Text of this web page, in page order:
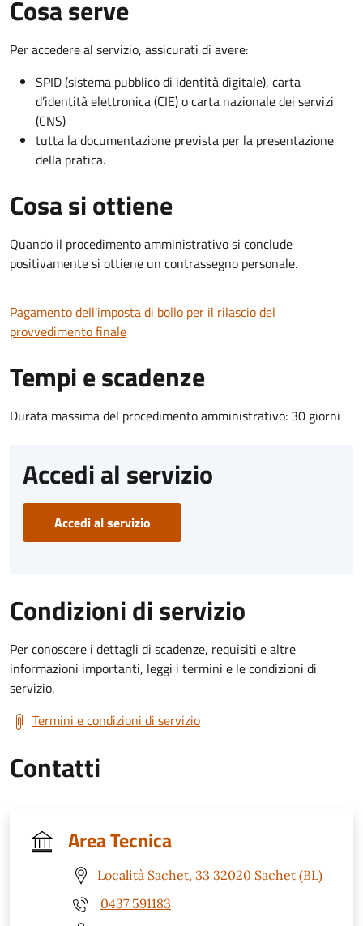
Cosa serve
Per accedere al servizio, assicurati di avere:
SPID (sistema pubblico di identità digitale), carta
d’identità elettronica (CIE) o carta nazionale dei servizi
(CNS)
tutta la documentazione prevista per la presentazione
della pratica.
Cosa si ottiene
Quando il procedimento amministrativo si conclude
positivamente si ottiene un contrassegno personale.
Pagamento dell'imposta di bollo per il rilascio del
provvedimento finale
Tempi e scadenze
Durata massima del procedimento amministrativo: 30 giorni
Accedi al servizio
Accedi al servizio
Condizioni di servizio
Per conoscere i dettagli di scadenze, requisiti e altre
informazioni importanti, leggi i termini e le condizioni di
servizio.
Termini e condizioni di servizio
Contatti
Area Tecnica
Località Sachet, 33 32020 Sachet (BL)
0437 591183